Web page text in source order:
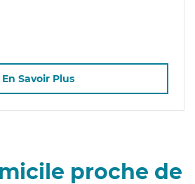
En Savoir Plus
proche de